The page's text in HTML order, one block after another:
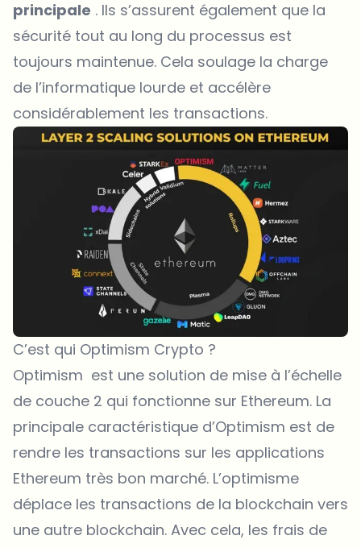
principale . Ils s’assurent également que la
sécurité tout au long du processus est
toujours maintenue. Cela soulage la charge
de l’informatique lourde et accélère
considérablement les transactions.
C’est qui Optimism Crypto ?
Optimism est une solution de mise à l’échelle
de couche 2 qui fonctionne sur Ethereum. La
principale caractéristique d’Optimism est de
rendre les transactions sur les applications
Ethereum très bon marché. L’optimisme
déplace les transactions de la blockchain vers
une autre blockchain. Avec cela, les frais de